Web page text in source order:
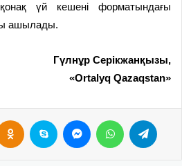
үй кешені форматындағы
ашылады.
Гүлнұр Серікжанқызы,
«Ortalyq Qazaqstan»